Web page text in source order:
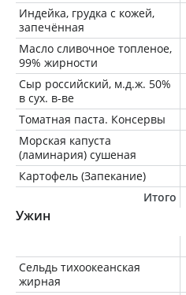
Индейка, грудка с кожей,
запечённая
Масло сливочное топленое,
99% жирности
Сыр российский, м.д.ж. 50%
в сух. в-ве
Томатная паста. Консервы
Морская капуста
(ламинария) сушеная
Картофель (Запекание)
Итого
Ужин
Сельдь тихоокеанская
жирная